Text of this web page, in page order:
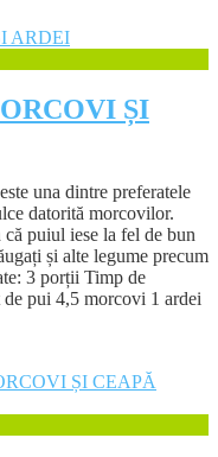
ȘI
una dintre preferatele
datorită morcovilor.
că puiul iese la fel de bun
și alte legume precum
3 porții Timp de
pui 4,5 morcovi 1 ardei